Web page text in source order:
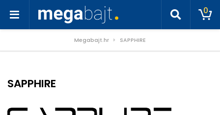
0
Megabajt.hr SAPPHIRE
SAPPHIRE